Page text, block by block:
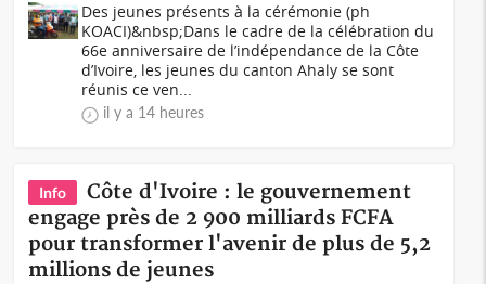
Des jeunes présents à la cérémonie (ph
KOACI)&nbsp;Dans le cadre de la célébration du
66e anniversaire de l’indépendance de la Côte
d’Ivoire, les jeunes du canton Ahaly se sont
réunis ce ven...
il y a 14 heures
Info
Côte d'Ivoire : le gouvernement
engage près de 2 900 milliards FCFA
pour transformer l'avenir de plus de 5,2
millions de jeunes